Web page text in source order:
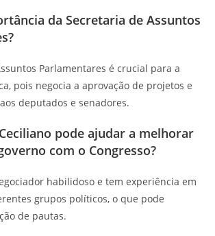
da Secretaria de Assuntos
Parlamentares é crucial para a
pois negocia a aprovação de projetos e
deputados e senadores.
pode ajudar a melhorar
com o Congresso?
habilidoso e tem experiência em
grupos políticos, o que pode
de pautas.